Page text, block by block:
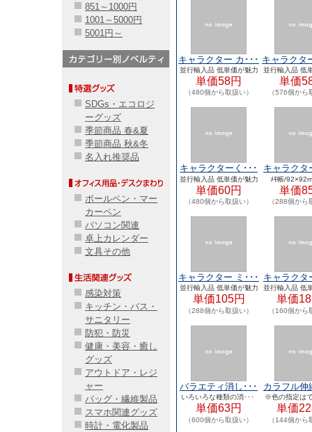
キャラクター カ･･･
並行輸入品 低単価が魅力
のキャ･･･
単価58円
（480個から取扱い）
キャラクタ
並行輸入品 低
のキャ
単価
（576個から
キャラクターく･･･
並行輸入品 低単価が魅力
のキャ･･･
単価60円
（480個から取扱い）
キャラクタ
ﾒﾓ帳/
単価
（288個から
キャラクター ミ･･･
並行輸入品 低単価が魅力
のキャ･･･
単価105円
（288個から取扱い）
キャラクタ
並行輸入品 低
のキャ
単価
（160個から
バラエティ消し･･･
いろいろな種類の消･･･
単価63円
（600個から取扱い）
カラフル伸
※色の指定は
単価
（144個から
851～1000円
1001～5000円
5001円～
SDGs・エコロジ
ーグッズ
季節商品 春&夏
季節商品 秋&冬
名入れ推奨品
ボールペン・マー
カーペン
パソコン関連
卓上カレンダー
文具その他
感染対策
キッチン・バス・
サニタリー
防犯・防災
健康・美容・癒し
グッズ
アウトドア・レジ
ャー
バッグ・繊維製品
スマホ関連グッズ
時計・電化製品